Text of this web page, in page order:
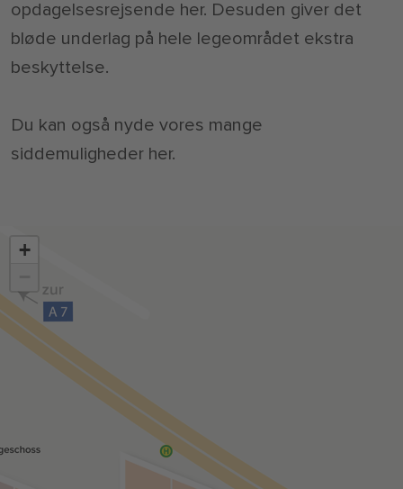
opdagelsesrejsende her. Desuden giver det
bløde underlag på hele legeområdet ekstra
beskyttelse.
Du kan også nyde vores mange
siddemuligheder her.
+